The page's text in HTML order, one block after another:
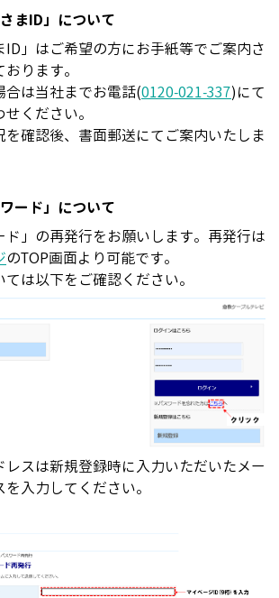
まID」について
ID」はご希望の方にお手紙等でご案内さ
ります。
合は当社までお電話(0120-021-337)にて
ください。
を確認後、書面郵送にてご案内いたしま
ード」について
ド」の再発行をお願いします。再発行は
のTOP画面より可能です。
は以下をご確認ください。
レスは新規登録時に入力いただいたメー
入力してください。